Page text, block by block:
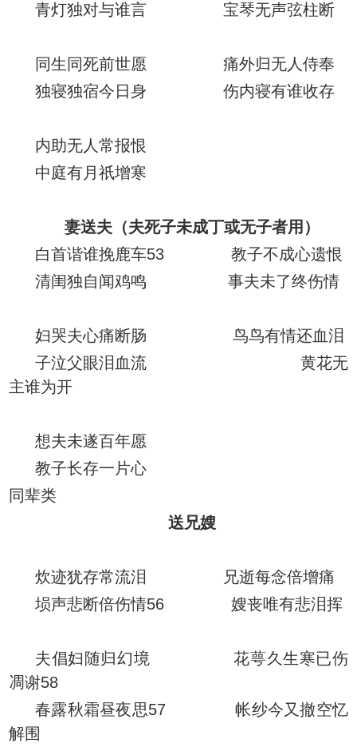
青灯独对与谁言 宝琴无声弦柱断
同生同死前世愿 痛外归无人侍奉
独寝独宿今日身 伤内寝有谁收存
内助无人常报恨
中庭有月祇增寒
妻送夫（夫死子未成丁或无子者用）
白首谐谁挽鹿车53 教子不成心遗恨
清闺独自闻鸡鸣 事夫未了终伤情
妇哭夫心痛断肠 鸟鸟有情还血泪
子泣父眼泪血流 黄花无
主谁为开
想夫未遂百年愿
教子长存一片心
同辈类
送兄嫂
炊迹犹存常流泪 兄逝每念倍增痛
埙声悲断倍伤情56 嫂丧唯有悲泪挥
夫倡妇随归幻境 花萼久生寒已伤
凋谢58
春露秋霜昼夜思57 帐纱今又撤空忆
解围